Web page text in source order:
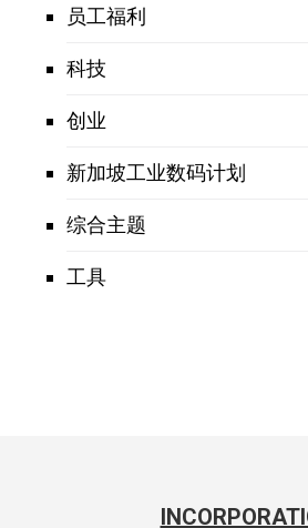
员工福利
科技
创业
新加坡工业数码计划
综合主题
工具